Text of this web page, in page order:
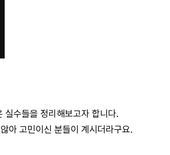
실수들을 정리해보고자 합니다.
아 고민이신 분들이 계시더라구요.